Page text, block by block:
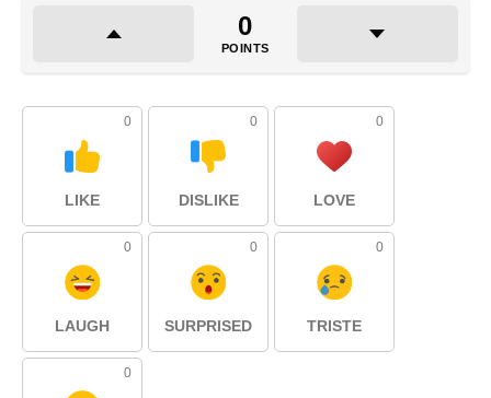
0
POINTS
0
LIKE
0
DISLIKE
0
LOVE
0
LAUGH
0
SURPRISED
0
TRISTE
0